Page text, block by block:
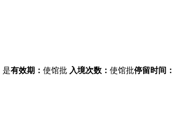
是有效期： 使馆批 入境次数： 使馆批停留时间：